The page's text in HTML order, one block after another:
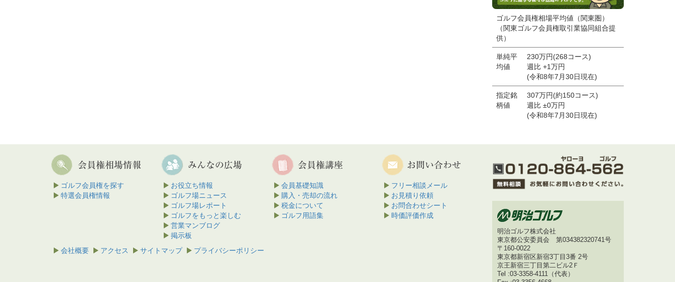
ゴルフ会員権相場平均値（関東圏）
（関東ゴルフ会員権取引業協同組合提
供）
単純平
均値
230万円(268コース)
週比 +1万円
(令和8年7月30日現在)
指定銘
柄値
307万円(約150コース)
週比 ±0万円
(令和8年7月30日現在)
ゴルフ会員権を探す
特選会員権情報
お役立ち情報
ゴルフ場ニュース
ゴルフ場レポート
ゴルフをもっと楽しむ
営業マンブログ
掲示板
会員基礎知識
購入・売却の流れ
税金について
ゴルフ用語集
フリー相談メール
お見積り依頼
お問合わせシート
時価評価作成
会社概要 アクセス サイトマップ プライバシーポリシー
明治ゴルフ株式会社
東京都公安委員会 第034382320741号
〒160-0022
東京都新宿区新宿3丁目3番 2号
京王新宿三丁目第二ビル2Ｆ
Tel :03-3358-4111（代表）